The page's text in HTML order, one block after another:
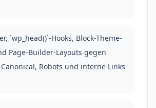
`wp_head()`-Hooks, Block-Theme-
Page-Builder-Layouts gegen
Canonical, Robots und interne Links